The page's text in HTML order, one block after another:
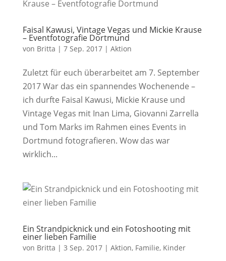
Faisal Kawusi, Vintage Vegas und Mickie Krause
– Eventfotografie Dortmund
von Britta | 7 Sep. 2017| Aktion
Zuletzt für euch überarbeitet am 7. September
2017 War das ein spannendes Wochenende –
ich durfte Faisal Kawusi, Mickie Krause und
Vintage Vegas mit Inan Lima, Giovanni Zarrella
und Tom Marks im Rahmen eines Events in
Dortmund fotografieren. Wow das war
wirklich...
Ein Strandpicknick und ein Fotoshooting mit
einer lieben Familie
von Britta | 3 Sep. 2017| Aktion, Familie, Kinder